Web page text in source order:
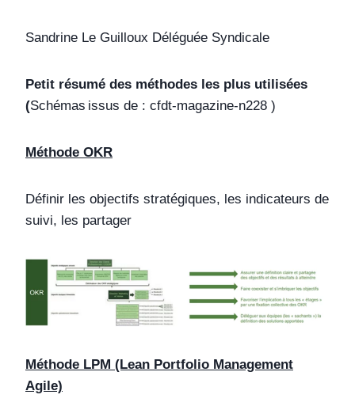
Sandrine Le Guilloux Déléguée Syndicale
Petit résumé des méthodes les plus utilisées
(Schémas issus de : cfdt-magazine-n228 )
Méthode OKR
Définir les objectifs stratégiques, les indicateurs de
suivi, les partager
Méthode LPM (Lean Portfolio Management
Agile)